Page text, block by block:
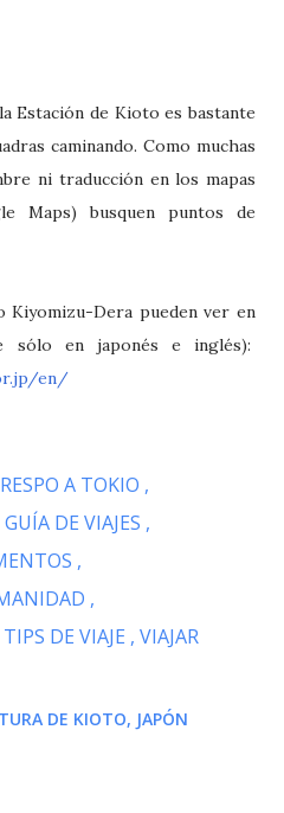
Estación de Kioto es bastante
caminando. Como muchas
ni traducción en los mapas
Maps) busquen puntos de
Kiyomizu-Dera pueden ver en
sólo en japonés e inglés):
en/
A TOKIO
GUÍA DE VIAJES
TIPS DE VIAJE VIAJAR
DE KIOTO, JAPÓN